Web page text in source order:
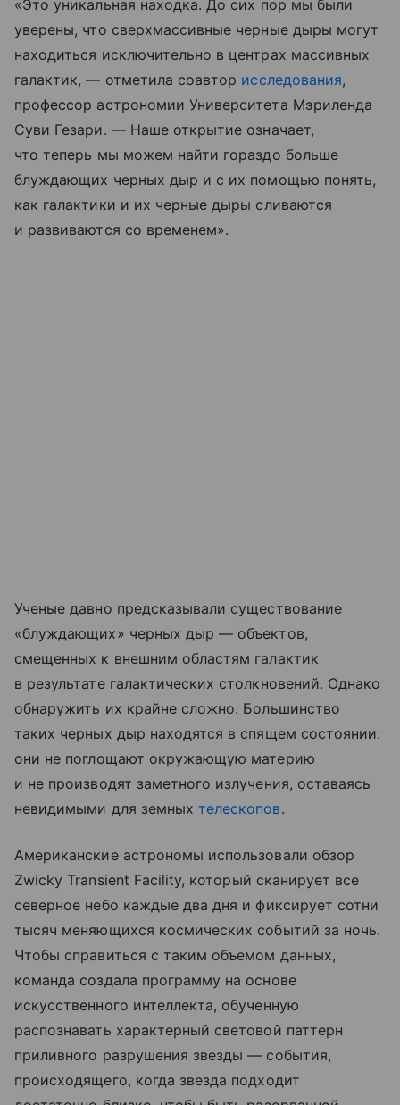
«Это уникальная находка. До сих пор мы были
уверены, что сверхмассивные черные дыры могут
находиться исключительно в центрах массивных
галактик, — отметила соавтор исследования,
профессор астрономии Университета Мэриленда
Суви Гезари. — Наше открытие означает,
что теперь мы можем найти гораздо больше
блуждающих черных дыр и с их помощью понять,
как галактики и их черные дыры сливаются
и развиваются со временем».
Ученые давно предсказывали существование
«блуждающих» черных дыр — объектов,
смещенных к внешним областям галактик
в результате галактических столкновений. Однако
обнаружить их крайне сложно. Большинство
таких черных дыр находятся в спящем состоянии:
они не поглощают окружающую материю
и не производят заметного излучения, оставаясь
невидимыми для земныхтелескопов.
Американские астрономы использовали обзор
Zwicky Transient Facility, который сканирует все
северное небо каждые два дня и фиксирует сотни
тысяч меняющихся космических событий за ночь.
Чтобы справиться с таким объемом данных,
команда создала программу на основе
искусственного интеллекта, обученную
распознавать характерный световой паттерн
приливного разрушения звезды — события,
происходящего, когда звезда подходит